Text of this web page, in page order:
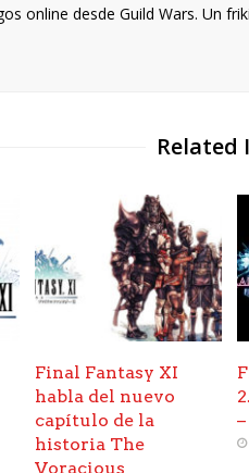
online desde Guild Wars. Un
Related
Final Fantasy XI
habla del nuevo
capítulo de la
historia The
Voracious